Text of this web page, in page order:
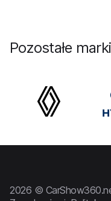
Pozostałe marki
2026 ©